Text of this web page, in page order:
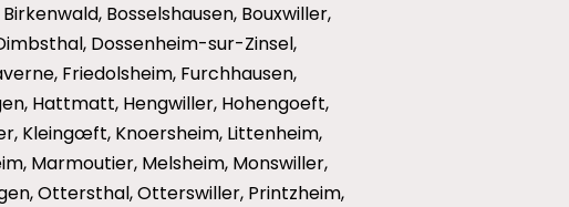
Bosselshausen, Bouxwiller,
Dossenheim-sur-Zinsel,
Friedolsheim, Furchhausen,
Hattmatt, Hengwiller, Hohengoeft,
Kleingœft, Knoersheim, Littenheim,
Marmoutier, Melsheim, Monswiller,
Ottersthal, Otterswiller, Printzheim,